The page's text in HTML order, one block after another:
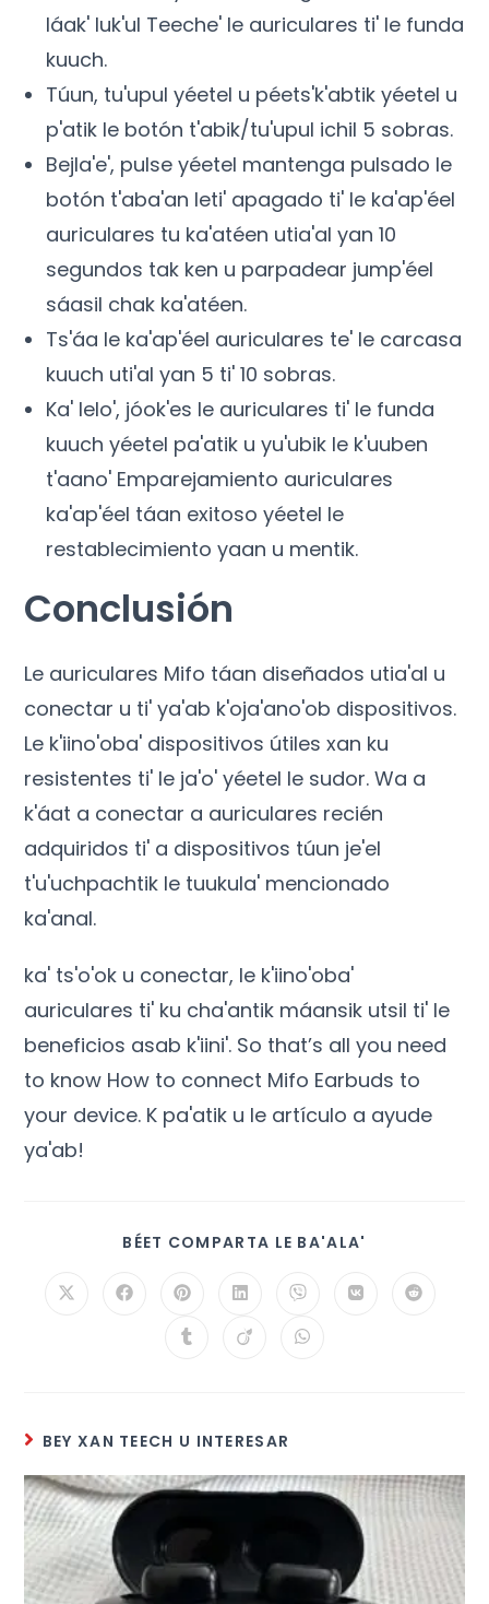
láak' luk'ul Teeche' le auriculares ti' le funda
kuuch.
Túun, tu'upul yéetel u péets'k'abtik yéetel u
p'atik le botón t'abik/tu'upul ichil 5 sobras.
Bejla'e', pulse yéetel mantenga pulsado le
botón t'aba'an leti' apagado ti' le ka'ap'éel
auriculares tu ka'atéen utia'al yan 10
segundos tak ken u parpadear jump'éel
sáasil chak ka'atéen.
Ts'áa le ka'ap'éel auriculares te' le carcasa
kuuch uti'al yan 5 ti' 10 sobras.
Ka' lelo', jóok'es le auriculares ti' le funda
kuuch yéetel pa'atik u yu'ubik le k'uuben
t'aano' Emparejamiento auriculares
ka'ap'éel táan exitoso yéetel le
restablecimiento yaan u mentik.
Conclusión
Le auriculares Mifo táan diseñados utia'al u
conectar u ti' ya'ab k'oja'ano'ob dispositivos.
Le k'iino'oba' dispositivos útiles xan ku
resistentes ti' le ja'o' yéetel le sudor. Wa a
k'áat a conectar a auriculares recién
adquiridos ti' a dispositivos túun je'el
t'u'uchpachtik le tuukula' mencionado
ka'anal.
ka' ts'o'ok u conectar, le k'iino'oba'
auriculares ti' ku cha'antik máansik utsil ti' le
beneficios asab k'iini'. So that’s all you need
to know How to connect Mifo Earbuds to
your device. K pa'atik u le artículo a ayude
ya'ab!
BÉET COMPARTA LE BA'ALA'
BEY XAN TEECH U INTERESAR